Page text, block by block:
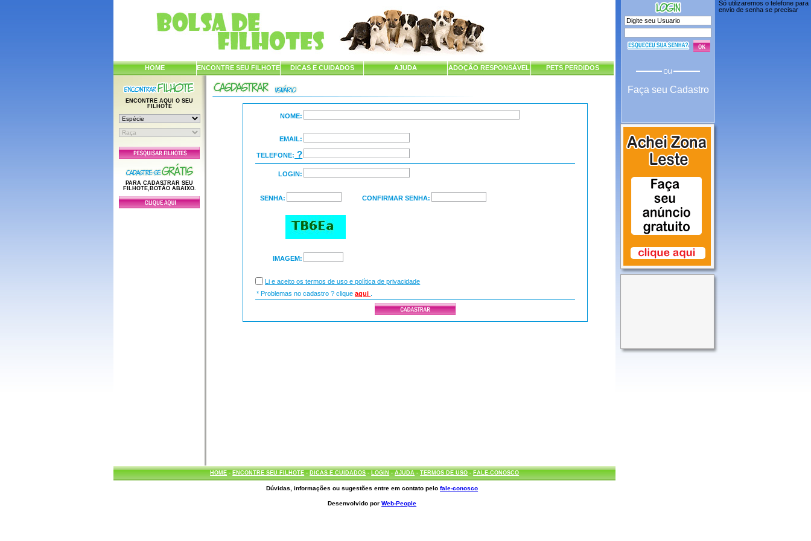
HOME ENCONTRE SEU FILHOTE DICAS E CUIDADOS AJUDA ADOÇÃO RESPONSÁVEL PETS PERDIDOS
ENCONTRE AQUI O SEU
FILHOTE
PARA CADASTRAR SEU
FILHOTE,BOTÃO ABAIXO.
NOME:
EMAIL:
TELEFONE: ?
LOGIN:
SENHA: CONFIRMAR SENHA:
IMAGEM:
Li e aceito os termos de uso e política de privacidade
* Problemas no cadastro ? cliqueaqui
HOME- ENCONTRE SEU FILHOTE- DICAS E CUIDADOS- LOGIN-AJUDA-TERMOS DE USO- FALE-CONOSCO
Faça seu Cadastro
Só utilizaremos o telefone para
envio de senha se precisar
Dúvidas, informações ou sugestões entre em contato pelofale-conosco
Desenvolvido porWeb-People